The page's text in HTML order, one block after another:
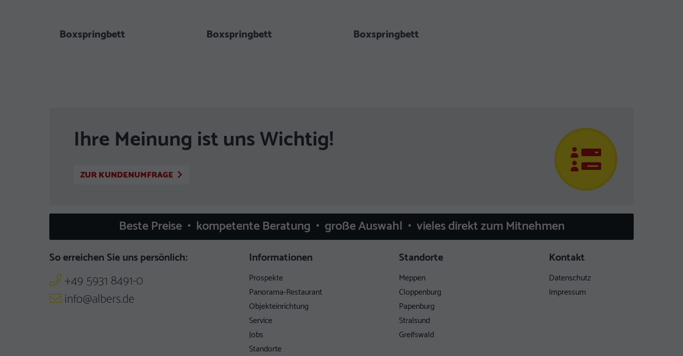
Boxspringbett Boxspringbett Boxspringbett
Ihre Meinung ist uns Wichtig!
ZUR KUNDENUMFRAGE
Beste Preise • kompetente Beratung • große Auswahl • vieles direkt zum Mitnehmen
So erreichen Sie uns persönlich:
+49 5931 8491-0
info@albers.de
Informationen
Prospekte
Panorama-Restaurant
Objekteinrichtung
Service
Jobs
Standorte
Standorte
Meppen
Cloppenburg
Papenburg
Stralsund
Greifswald
Kontakt
Datenschutz
Impressum